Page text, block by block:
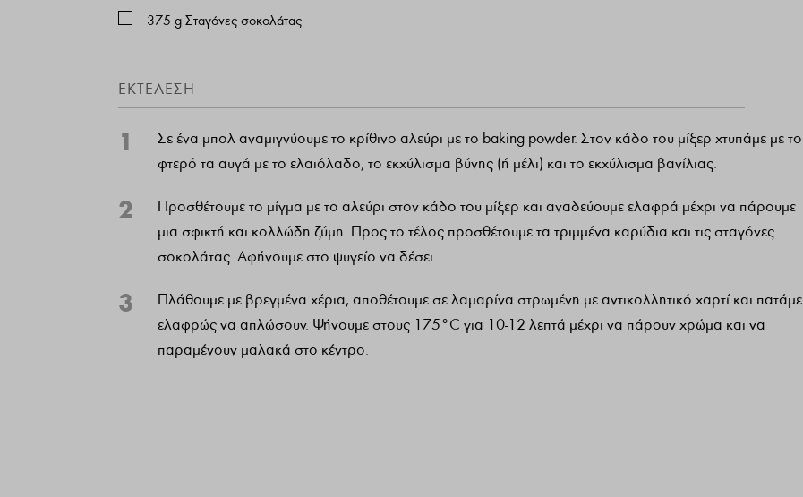
375 g Σταγόνες σοκολάτας
ΕΚΤΕΛΕΣΗ
1
Σε ένα μπολ αναμιγνύουμε το κρίθινο αλεύρι με το baking powder. Στον κάδο του μίξερ χτυπάμε με το
φτερό τα αυγά με το ελαιόλαδο, το εκχύλισμα βύνης (ή μέλι) και το εκχύλισμα βανίλιας.
2
Προσθέτουμε το μίγμα με το αλεύρι στον κάδο του μίξερ και αναδεύουμε ελαφρά μέχρι να πάρουμε
μια σφικτή και κολλώδη ζύμη. Προς το τέλος προσθέτουμε τα τριμμένα καρύδια και τις σταγόνες
σοκολάτας. Αφήνουμε στο ψυγείο να δέσει.
3
Πλάθουμε με βρεγμένα χέρια, αποθέτουμε σε λαμαρίνα στρωμένη με αντικολλητικό χαρτί και πατάμε
ελαφρώς να απλώσουν. Ψήνουμε στους 175°C για 10-12 λεπτά μέχρι να πάρουν χρώμα και να
παραμένουν μαλακά στο κέντρο.